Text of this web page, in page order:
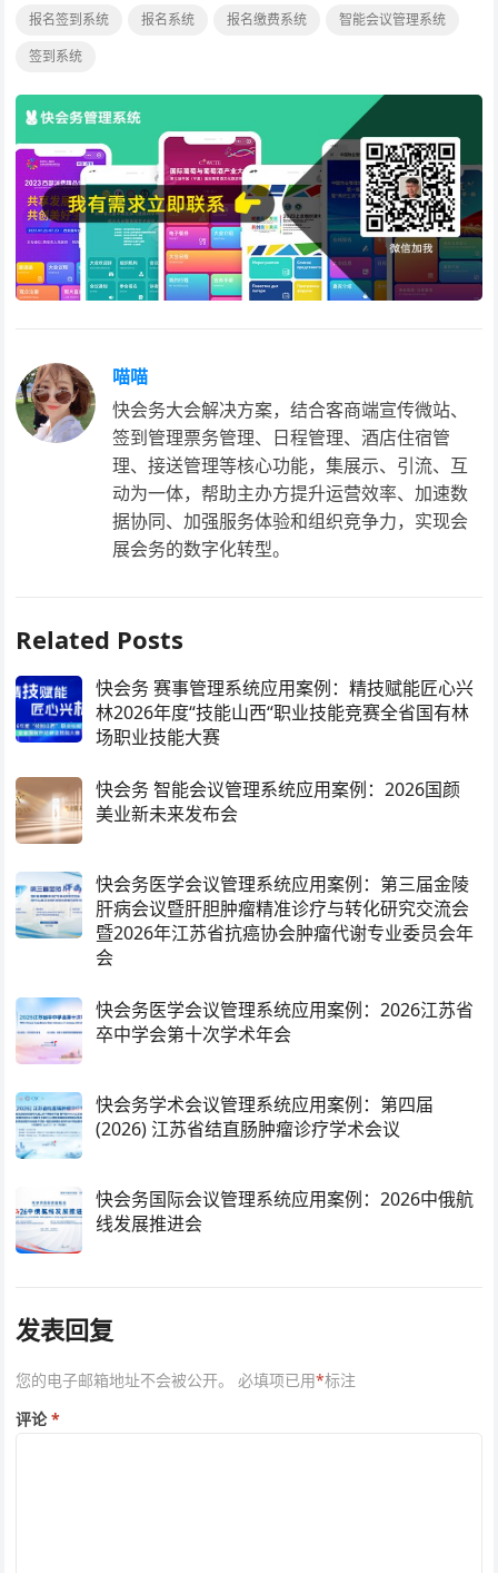
报名签到系统 报名系统 报名缴费系统
智能会议管理系统
签到系统
喵喵
快会务大会解决方案，结合客商端宣传微站、
签到管理票务管理、日程管理、酒店住宿管
理、接送管理等核心功能，集展示、引流、互
动为一体，帮助主办方提升运营效率、加速数
据协同、加强服务体验和组织竞争力，实现会
展会务的数字化转型。
Related Posts
快会务 赛事管理系统应用案例：精技赋能匠心兴
林2026年度“技能山西“职业技能竞赛全省国有林
场职业技能大赛
快会务 智能会议管理系统应用案例：2026国颜
美业新未来发布会
快会务医学会议管理系统应用案例：第三届金陵
肝病会议暨肝胆肿瘤精准诊疗与转化研究交流会
暨2026年江苏省抗癌协会肿瘤代谢专业委员会年
会
快会务医学会议管理系统应用案例：2026江苏省
卒中学会第十次学术年会
快会务学术会议管理系统应用案例：第四届
(2026) 江苏省结直肠肿瘤诊疗学术会议
快会务国际会议管理系统应用案例：2026中俄航
线发展推进会
发表回复
您的电子邮箱地址不会被公开。 必填项已用*标注
评论*